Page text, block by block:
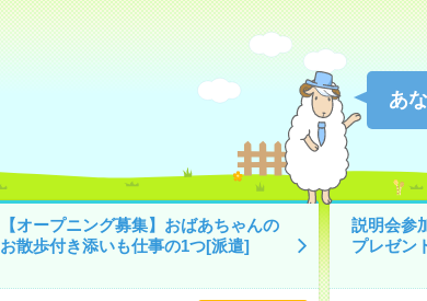
あ
【オープニング募集】おばあちゃんの
お散歩付き添いも仕事の1つ[派遣]
説明会参
プレゼン